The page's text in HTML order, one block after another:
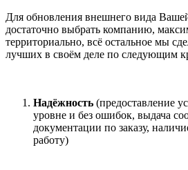
Для обновления внешнего вида
достаточно выбрать компанию,
территориально, всё остальное мы
лучших в своём деле по следующим
Надёжность (предоставление
уровне и без ошибок, выдача
документации по заказу,
работу)